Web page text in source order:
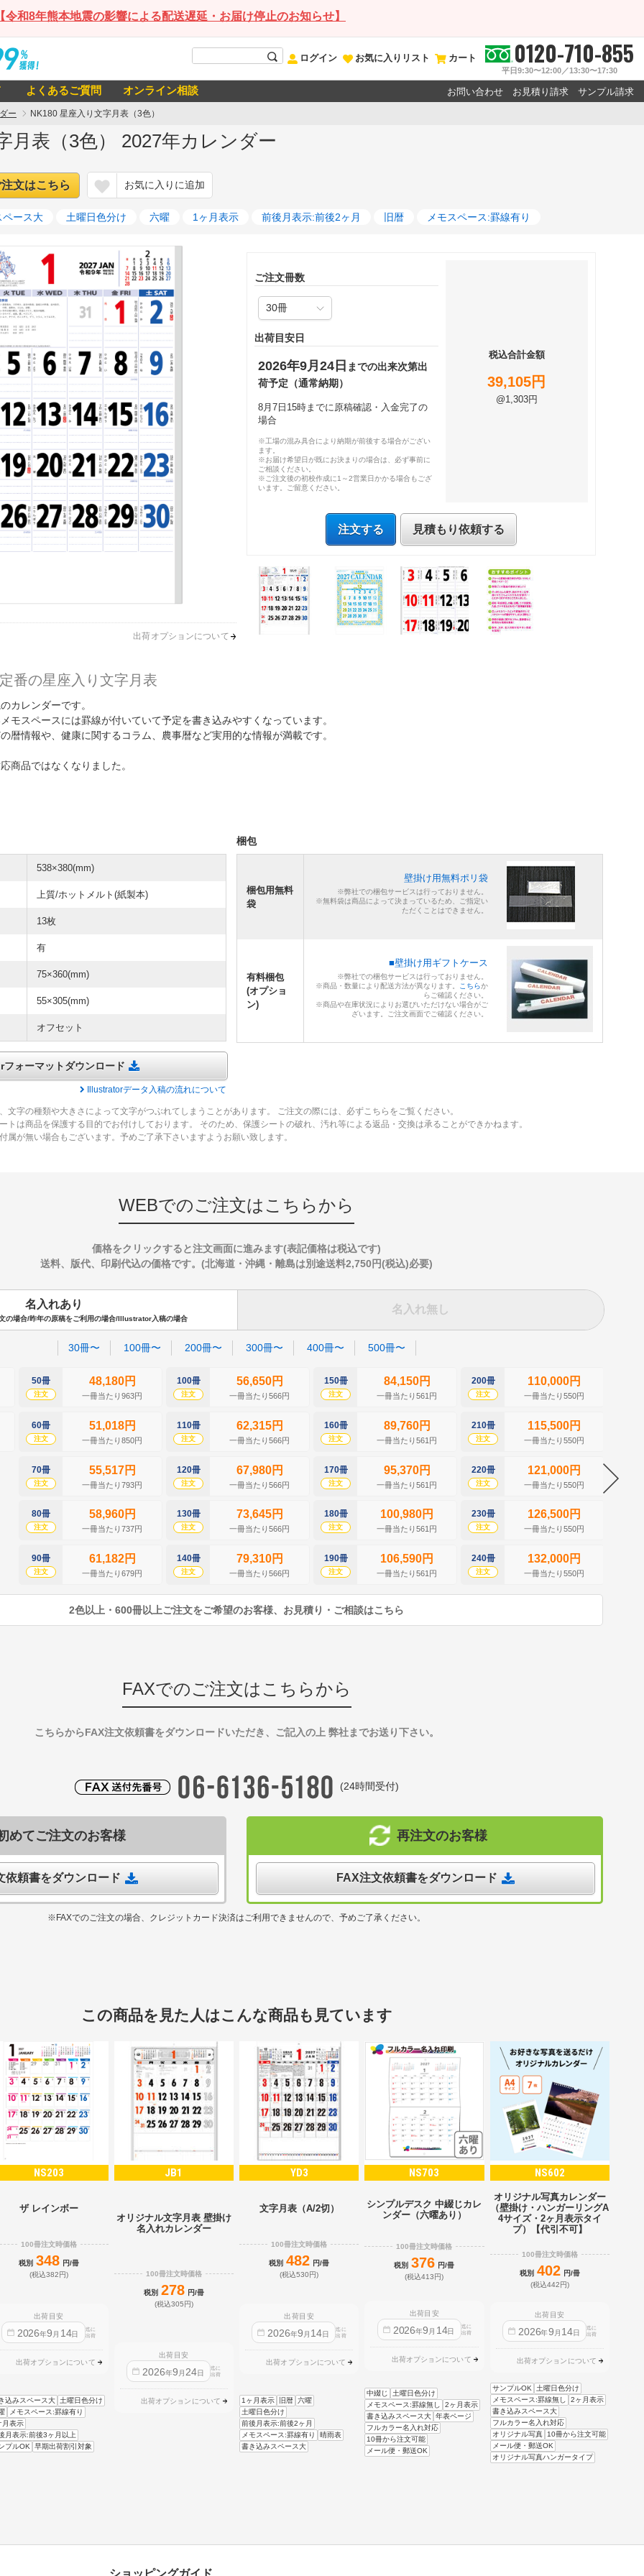
令和8年熊本地震の影響による配送遅延・お届け停止のお知らせ】
ログイン お気に入りリスト カート 0120-710-855
平日9:30〜12:00／13:30〜17:30
よくあるご質問 オンライン相談 お問い合わせ お見積り請求 サンプル請求
ー NK180 星座入り文字月表（3色）
月表（3色） 2027年カレンダー
文はこちら お気に入りに追加
ペース大 土曜日色分け 六曜 1ヶ月表示 前後月表示:前後2ヶ月 旧暦 メモスペース:罫線有り
出荷オプションについて
ご注文冊数
出荷目安日
2026年9月24日 までの出来次第出
荷予定（通常納期）
8月7日15時までに原稿確認・入金完了の
場合
※工場の混み具合により納期が前後する場合がござい
ます。
※お届け希望日が既にお決まりの場合は、必ず事前に
ご相談ください。
※ご注文後の初校作成に1～2営業日かかる場合もござ
います。ご留意ください。
税込合計金額
39,105円
@1,303円
注文する 見積もり依頼する
番の星座入り文字月表
カレンダーです。
モスペースには罫線が付いていて予定を書き込みやすくなっています。
暦情報や、健康に関するコラム、農事暦など実用的な情報が満載です。
商品ではなくなりました。
538×380(mm)
上質/ホットメルト(紙製本)
13枚
有
75×360(mm)
55×305(mm)
オフセット
ォーマットダウンロード
Illustratorデータ入稿の流れについて
梱包
梱包用無料
袋
壁掛け用無料ポリ袋
※弊社での梱包サービスは行っておりません。
※無料袋は商品によって決まっているため、ご指定い
ただくことはできません。
有料梱包
(オプショ
ン)
■壁掛け用ギフトケース
※弊社での梱包サービスは行っておりません。
※商品・数量により配送方法が異なります。
こちらか
らご確認ください。
※商品や在庫状況によりお選びいただけない場合がご
ざいます。ご注文画面でご確認ください。
字の種類や大きさによって文字がつぶれてしまうことがあります。 ご注文の際には、必ずこちらをご覧ください。
は商品を保護する目的でお付けしております。 そのため、保護シートの破れ、汚れ等による返品・交換は承ることができかねます。
属が無い場合もございます。予めご了承下さいますようお願い致します。
WEBでのご注文はこちらから
価格をクリックすると注文画面に進みます(表記価格は税込です)
送料、版代、印刷代込の価格です。(北海道・沖縄・離島は別途送料2,750円(税込)必要)
名入れあり
の場合/昨年の原稿をご利用の場合/Illustrator入稿の場合
名入れ無し
30冊〜 100冊〜 200冊〜 300冊〜 400冊〜 500冊〜
50冊
注文
48,180円
一冊当たり963円
60冊
注文
51,018円
一冊当たり850円
70冊
注文
55,517円
一冊当たり793円
80冊
注文
58,960円
一冊当たり737円
90冊
注文
61,182円
一冊当たり679円
100冊
注文
56,650円
一冊当たり566円
110冊
注文
62,315円
一冊当たり566円
120冊
注文
67,980円
一冊当たり566円
130冊
注文
73,645円
一冊当たり566円
140冊
注文
79,310円
一冊当たり566円
150冊
注文
84,150円
一冊当たり561円
160冊
注文
89,760円
一冊当たり561円
170冊
注文
95,370円
一冊当たり561円
180冊
注文
100,980円
一冊当たり561円
190冊
注文
106,590円
一冊当たり561円
200冊
注文
110,000円
一冊当たり550円
210冊
注文
115,500円
一冊当たり550円
220冊
注文
121,000円
一冊当たり550円
230冊
注文
126,500円
一冊当たり550円
240冊
注文
132,000円
一冊当たり550円
2色以上・600冊以上ご注文をご希望のお客様、お見積り・ご相談はこちら
FAXでのご注文はこちらから
こちらからFAX注文依頼書をダウンロードいただき、ご記入の上 弊社までお送り下さい。
(24時間受付)
めてご注文のお客様
依頼書をダウンロード
再注文のお客様
FAX注文依頼書をダウンロード
※FAXでのご注文の場合、クレジットカード決済はご利用できませんので、予めご了承ください。
この商品を見た人はこんな商品も見ています
NS203
ザ レインボー
100冊注文時価格
税別 348 円/冊
(税込382円)
出荷目安
2026年9 月 14日
迄に
出荷
出荷オプションについて
込みスペース大
土曜日色分け
メモスペース:罫線有り
月表示
月表示:前後3ヶ月以上
プルOK
早期出荷割引対象
JB1
オリジナル文字月表 壁掛け
名入れカレンダー
100冊注文時価格
税別 278 円/冊
(税込305円)
出荷目安
2026年9 月 24日
迄に
出荷
出荷オプションについて
YD3
文字月表（A/2切）
100冊注文時価格
税別 482 円/冊
(税込530円)
出荷目安
2026年9 月 14日
迄に
出荷
出荷オプションについて
1ヶ月表示 旧暦 六曜
土曜日色分け
前後月表示:前後2ヶ月
メモスペース:罫線有り
晴雨表
書き込みスペース大
NS703
シンプルデスク 中綴じカレ
ンダー（六曜あり）
100冊注文時価格
税別 376 円/冊
(税込413円)
出荷目安
2026年9 月 14日
迄に
出荷
出荷オプションについて
中綴じ
土曜日色分け
メモスペース:罫線無し
2ヶ月表示
書き込みスペース大 年表ページ
フルカラー名入れ対応
10冊から注文可能
メール便・郵送OK
NS602
オリジナル写真カレンダー
（壁掛け・ハンガーリングA
4サイズ・2ヶ月表示タイ
プ）【代引不可】
100冊注文時価格
税別 402 円/冊
(税込442円)
出荷目安
2026年9 月 14日
迄に
出荷
出荷オプションについて
サンプルOK 土曜日色分け
メモスペース:罫線無し
2ヶ月表示
書き込みスペース大
フルカラー名入れ対応
オリジナル写真 10冊から注文可能
メール便・郵送OK
オリジナル写真ハンガータイプ